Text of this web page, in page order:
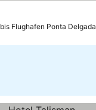
Flughafen Ponta Delgada